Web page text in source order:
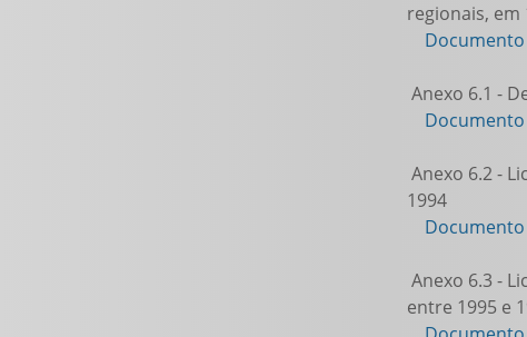
regionais, em
Anexo 6.1 -
Anexo 6.2 -
1994
Anexo 6.3 -
entre 1995 e